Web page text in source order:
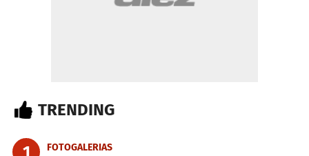
TRENDING
1 FOTOGALERIAS